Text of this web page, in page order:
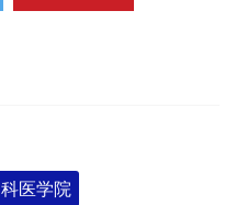
医学院